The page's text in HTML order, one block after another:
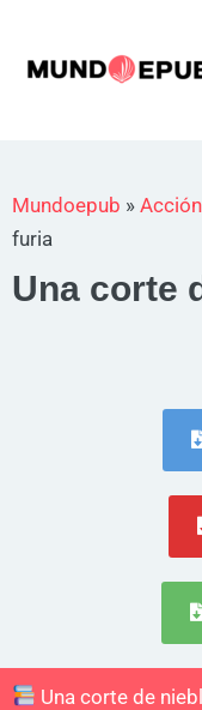
contenido
Mundoepub »
furia
Una corte
Una corte de